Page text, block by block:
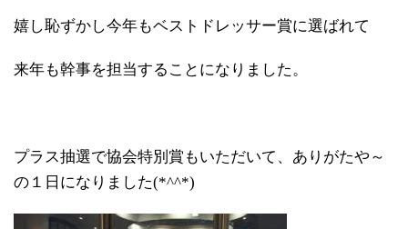
嬉し恥ずかし今年もベストドレッサー賞に選ばれて
来年も幹事を担当することになりました。
プラス抽選で協会特別賞もいただいて、ありがたや～
の１日になりました(*^^*)